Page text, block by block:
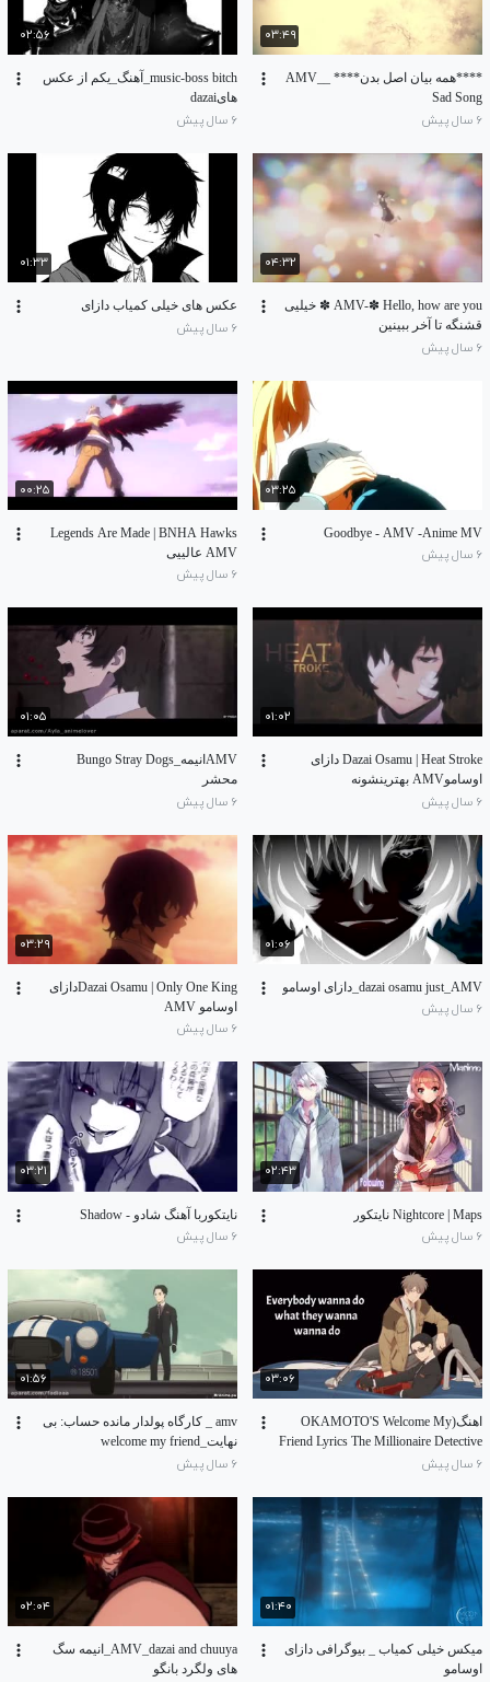
۰۳:۴۹
****همه بیان اصل بدن**** _AMV_
Sad Song
۶ سال پیش
۰۲:۵۶
music-boss bitch_آهنگ_یکم از عکس
هایdazai
۶ سال پیش
۰۴:۳۲
AMV-✽ Hello, how are you ✽ خیلیی
قشنگه تا آخر ببینین
۶ سال پیش
۰۱:۳۳
عکس های خیلی کمیاب دازای
۶ سال پیش
۰۳:۲۵
Goodbye - AMV -Anime MV
۶ سال پیش
۰۰:۲۵
Legends Are Made | BNHA Hawks
AMV عالییی
۶ سال پیش
۰۱:۰۲
Dazai Osamu | Heat Stroke دازای
اوساموAMV بهترینشونه
۶ سال پیش
۰۱:۰۵
AMVانیمه_Bungo Stray Dogs
محشر
۶ سال پیش
۰۱:۰۶
dazai osamu just_AMV_دازای اوسامو
۶ سال پیش
۰۳:۲۹
Dazai Osamu | Only One Kingدازای
اوسامو AMV
۶ سال پیش
۰۲:۴۳
Nightcore | Maps نایتکور
۶ سال پیش
۰۳:۲۱
نایتکوربا آهنگ شادو - Shadow
۶ سال پیش
۰۳:۰۶
اهنگ(OKAMOTO'S Welcome My
Friend Lyrics The Millionaire Detective
Balance)
۶ سال پیش
۰۱:۵۶
amv _ کارگاه پولدار مانده حساب: بی
نهایت_welcome my friend
۶ سال پیش
۰۱:۴۰
میکس خیلی کمیاب _ بیوگرافی دازای
اوسامو
۰۲:۰۴
AMV_dazai and chuuya_انیمه سگ
های ولگرد بانگو